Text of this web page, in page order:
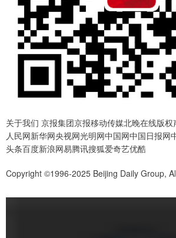
关于我们 京报集团京报移动传媒北晚在线版
人民网新华网央视网光明网中国网中国日报网
头条百度新浪网易腾讯搜狐爱奇艺优酷
Copyright ©1996-2025 Beijing Daily Group,